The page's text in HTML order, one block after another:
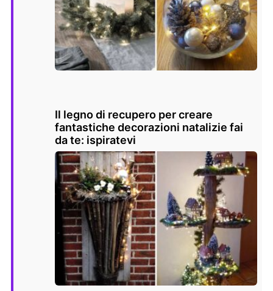
Il legno di recupero per creare
fantastiche decorazioni natalizie fai
da te: ispiratevi